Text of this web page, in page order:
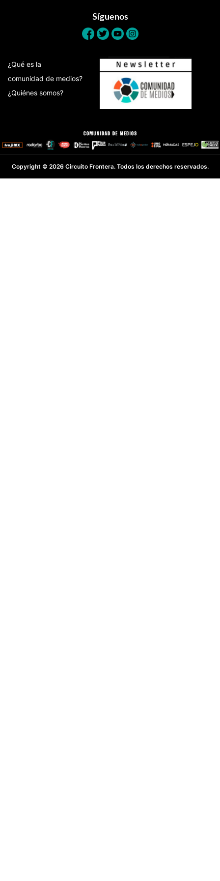
Síguenos
¿Qué es la
comunidad de medios?
¿Quiénes somos?
Copyright © 2026 Circuito Frontera. Todos los derechos reservados.